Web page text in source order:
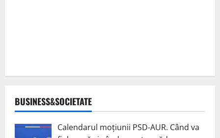
BUSINESS&SOCIETATE
Calendarul moțiunii PSD-AUR. Când va